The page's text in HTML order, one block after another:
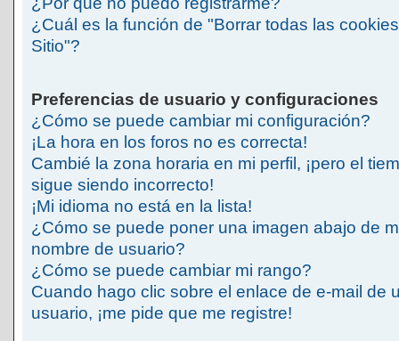
¿Cuál es la función de "Borrar todas las
Sitio"?
Preferencias de usuario y configuraciones
¿Cómo se puede cambiar mi configuración?
¡La hora en los foros no es correcta!
Cambié la zona horaria en mi perfil, ¡pero el
sigue siendo incorrecto!
¡Mi idioma no está en la lista!
¿Cómo se puede poner una imagen abajo de
nombre de usuario?
¿Cómo se puede cambiar mi rango?
Cuando hago clic sobre el enlace de e-mail de
usuario, ¡me pide que me registre!